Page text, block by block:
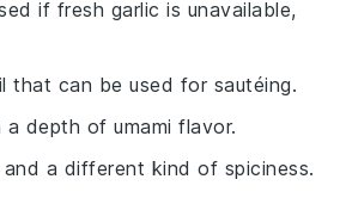
if fresh garlic is unavailable,
that can be used for sautéing.
depth of umami flavor.
a different kind of spiciness.